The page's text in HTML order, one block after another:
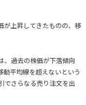
が上昇してきたものの、移
、過去の株価が下落傾向
平均線を超えないという
でさらなる売り注文を出